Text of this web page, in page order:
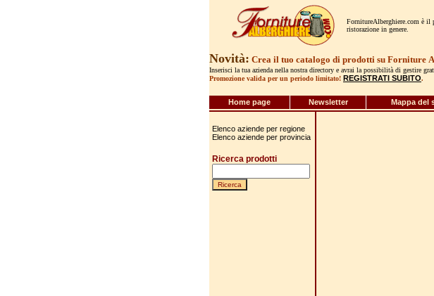
FornitureAlberghiere.com è il
ristorazione in genere.
Novità: Crea il tuo catalogo di prodotti su Forniture
Inserisci la tua azienda nella nostra directory e avrai la possibilità di gestire
Promozione valida per un periodo limitato! REGISTRATI SUBITO.
Home page Newsletter Mappa del
Elenco aziende per regione
Elenco aziende per provincia
Ricerca prodotti